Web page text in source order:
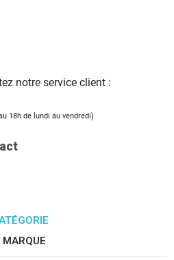
notre service client :
18h de lundi au vendredi)